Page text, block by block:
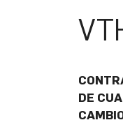
DE